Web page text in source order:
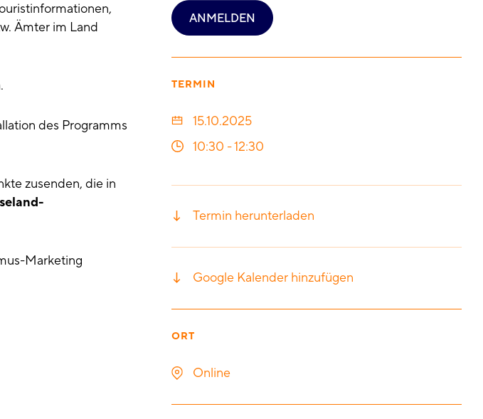
Ämter im Land
des Programms
zusenden, die in
Marketing
ANMELDEN
TERMIN
15.10.2025
10:30 -12:30
Termin herunterladen
Google Kalender hinzufügen
ORT
Online